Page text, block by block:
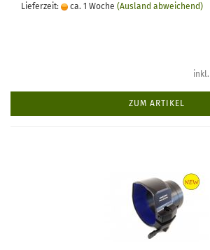
Lieferzeit: ca. 1 Woche (Ausland abweichend)
inkl.
ZUM ARTIKEL